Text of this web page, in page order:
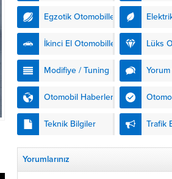
Egzotik Otomobiller
İkinci El Otomobiller Lüks
Modifiye / Tuning
Otomobil Haberleri
Teknik Bilgiler Trafik
Yorumlarınız